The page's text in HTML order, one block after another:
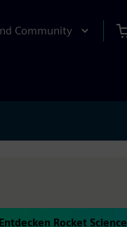
Community
Entdecken Rocket Science